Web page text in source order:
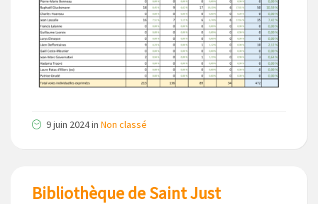
9 juin 2024in Non classé
Bibliothèque de Saint Just